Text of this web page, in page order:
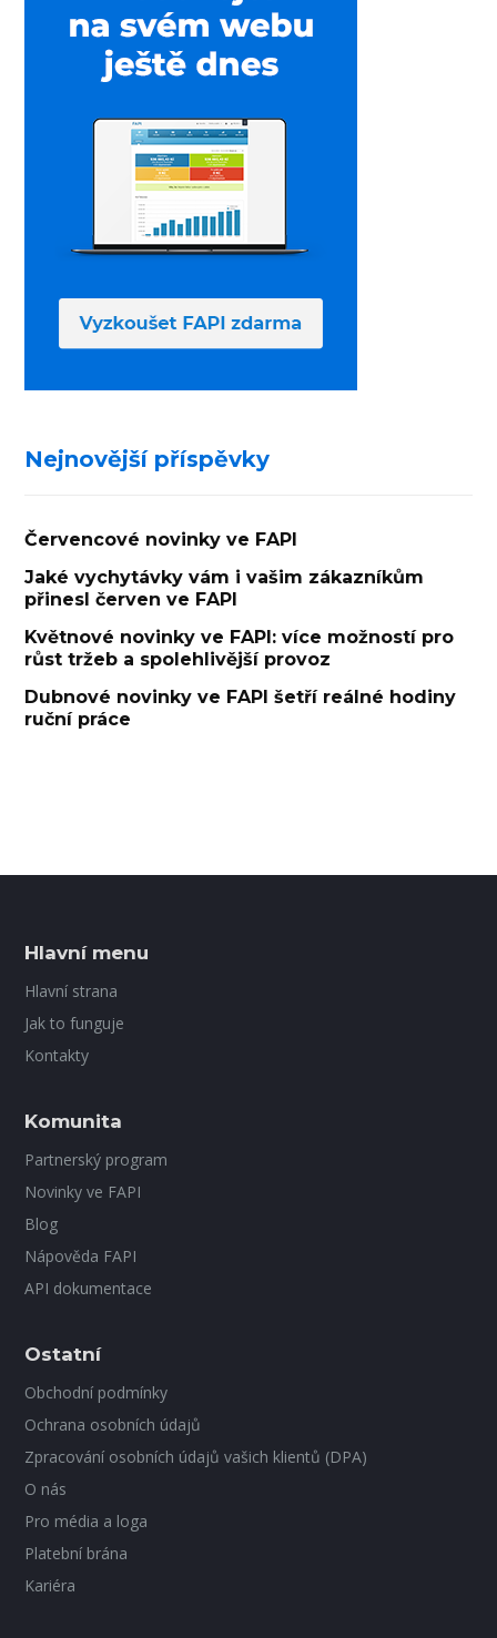
Nejnovější příspěvky
Červencové novinky ve FAPI
Jaké vychytávky vám i vašim zákazníkům
přinesl červen ve FAPI
Květnové novinky ve FAPI: více možností pro
růst tržeb a spolehlivější provoz
Dubnové novinky ve FAPI šetří reálné hodiny
ruční práce
Hlavní menu
Hlavní strana
Jak to funguje
Kontakty
Komunita
Partnerský program
Novinky ve FAPI
Blog
Nápověda FAPI
API dokumentace
Ostatní
Obchodní podmínky
Ochrana osobních údajů
Zpracování osobních údajů vašich klientů (DPA)
O nás
Pro média a loga
Platební brána
Kariéra